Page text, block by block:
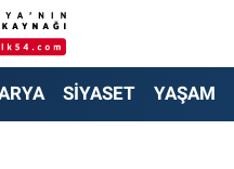
SİYASET YAŞAM